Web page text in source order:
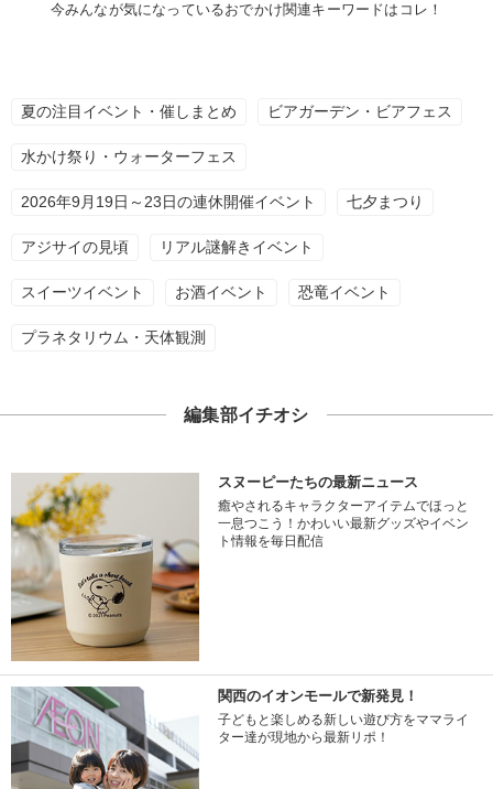
今みんなが気になっているおでかけ関連キーワードはコレ！
夏の注目イベント・催しまとめ ビアガーデン・ビアフェス
水かけ祭り・ウォーターフェス
2026年9月19日～23日の連休開催イベント 七夕まつり
アジサイの見頃 リアル謎解きイベント
スイーツイベント お酒イベント 恐竜イベント
プラネタリウム・天体観測
編集部イチオシ
スヌーピーたちの最新ニュース
癒やされるキャラクターアイテムでほっと
一息つこう！かわいい最新グッズやイベン
ト情報を毎日配信
関西のイオンモールで新発見！
子どもと楽しめる新しい遊び方をママライ
ター達が現地から最新リポ！